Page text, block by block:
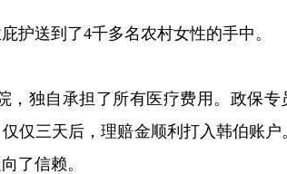
护送到了4千多名农村女性的手中。
，独自承担了所有医疗费用。政保专
仅三天后，理赔金顺利打入韩伯账户
了信赖。